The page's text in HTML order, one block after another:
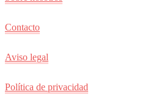
Contacto
Aviso legal
Política de privacidad